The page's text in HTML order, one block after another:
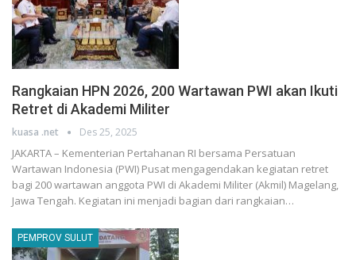
Rangkaian HPN 2026, 200 Wartawan PWI akan Ikuti
Retret di Akademi Militer
kuasa .net Des 25, 2025
JAKARTA – Kementerian Pertahanan RI bersama Persatuan
Wartawan Indonesia (PWI) Pusat mengagendakan kegiatan retret
bagi 200 wartawan anggota PWI di Akademi Militer (Akmil) Magelang,
Jawa Tengah. Kegiatan ini menjadi bagian dari rangkaian…
PEMPROV SULUT